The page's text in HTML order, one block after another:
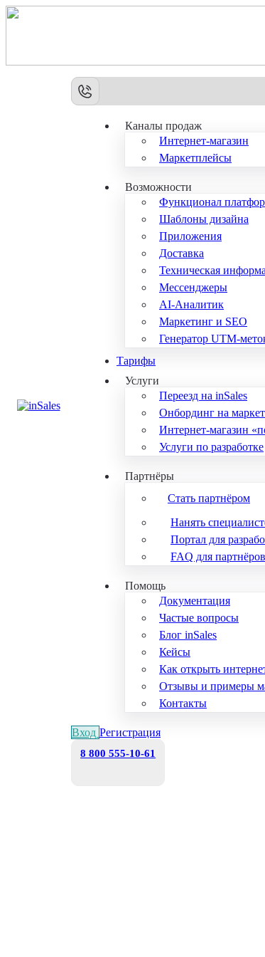
Каналы продаж
Интернет-магазин
Маркетплейсы
Возможности
Функционал
Шаблоны дизайна
Приложения
Доставка
Техническая
Мессенджеры
AI-Аналитик
Маркетинг и SEO
Генератор UTM-
Тарифы
Услуги
Переезд на inSales
Онбординг на
Интернет-магазин
Услуги по разработке
Партнёры
Стать партнёром
Нанять
Портал для
FAQ для партнёров
Помощь
Документация
Частые вопросы
Блог inSales
Кейсы
Как открыть
Отзывы и примеры
Контакты
Вход Регистрация
8 800 555-10-61